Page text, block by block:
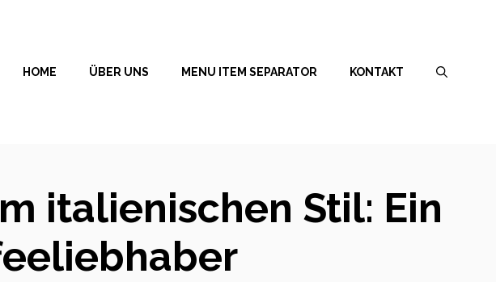
HOME ÜBER UNS MENU ITEM SEPARATOR KONTAKT
italienischen Stil: Ein